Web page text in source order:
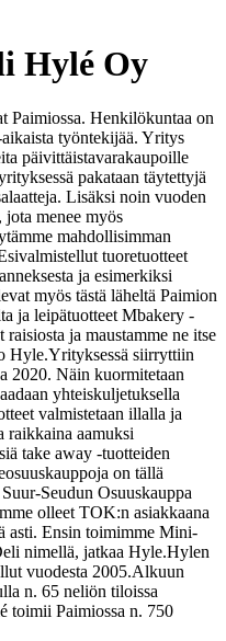
Hylé Oy
Paimiossa. Henkilökuntaa on
työntekijää. Yritys
päivittäistavarakaupoille
pakataan täytettyjä
Lisäksi noin vuoden
menee myös
mahdollisimman
tuoretuotteet
ja esimerkiksi
myös tästä läheltä Paimion
ja leipätuotteet Mbakery -
ja maustamme ne itse
Hyle.Yrityksessä siirryttiin
2020. Näin kuormitetaan
yhteiskuljetuksella
valmistetaan illalla ja
raikkaina aamuksi
take away -tuotteiden
on tällä
Seudun Osuuskauppa
olleet TOK:n asiakkaana
asti. Ensin toimimme Mini-
nimellä, jatkaa Hyle.Hylen
vuodesta 2005.Alkuun
n. 65 neliön tiloissa
toimii Paimiossa n. 750